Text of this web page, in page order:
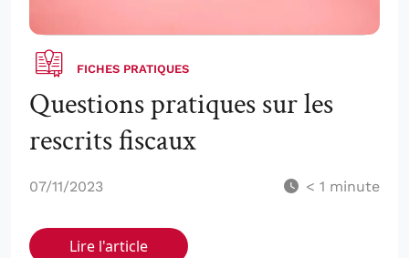
FICHES PRATIQUES
Questions pratiques sur les
rescrits fiscaux
07/11/2023 < 1 minute
Lire l'article